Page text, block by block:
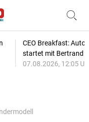
CEO Breakfast:
startet mit Bertrand
07.08.2026, 12:05